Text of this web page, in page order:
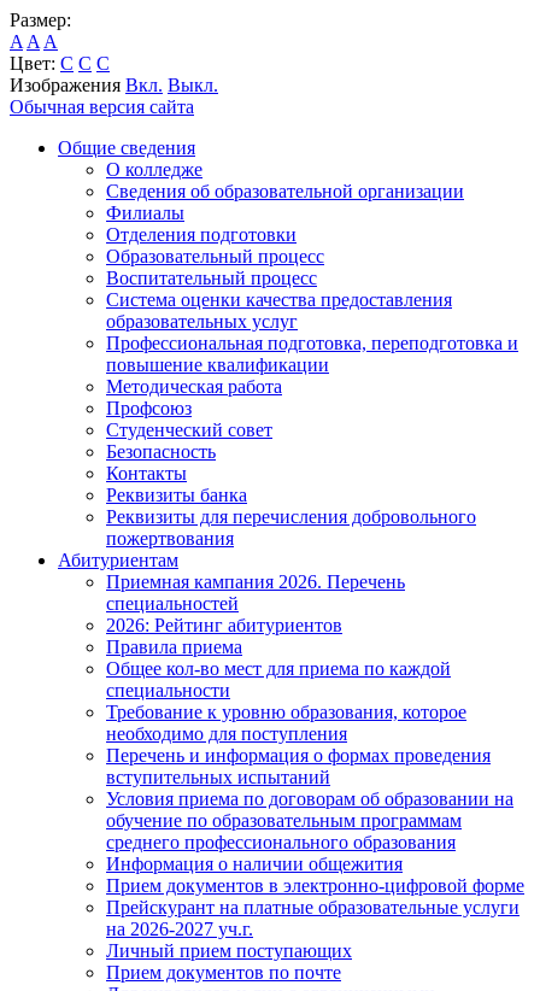
Размер:
A A A
Цвет: C C C
Изображения Вкл. Выкл.
Обычная версия сайта
Общие сведения
О колледже
Сведения об образовательной организации
Филиалы
Отделения подготовки
Образовательный процесс
Воспитательный процесс
Система оценки качества предоставления
образовательных услуг
Профессиональная подготовка, переподготовка и
повышение квалификации
Методическая работа
Профсоюз
Студенческий совет
Безопасность
Контакты
Реквизиты банка
Реквизиты для перечисления добровольного
пожертвования
Абитуриентам
Приемная кампания 2026. Перечень
специальностей
2026: Рейтинг абитуриентов
Правила приема
Общее кол-во мест для приема по каждой
специальности
Требование к уровню образования, которое
необходимо для поступления
Перечень и информация о формах проведения
вступительных испытаний
Условия приема по договорам об образовании на
обучение по образовательным программам
среднего профессионального образования
Информация о наличии общежития
Прием документов в электронно-цифровой форме
Прейскурант на платные образовательные услуги
на 2026-2027 уч.г.
Личный прием поступающих
Прием документов по почте